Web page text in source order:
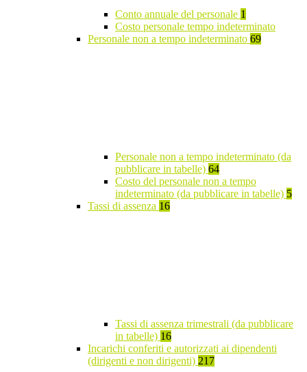
Conto annuale del personale 1
Costo personale tempo indeterminato
Personale non a tempo indeterminato 69
Personale non a tempo indeterminato (da
pubblicare in tabelle) 64
Costo del personale non a tempo
indeterminato (da pubblicare in tabelle) 5
Tassi di assenza 16
Tassi di assenza trimestrali (da pubblicare
in tabelle) 16
Incarichi conferiti e autorizzati ai dipendenti
(dirigenti e non dirigenti) 217